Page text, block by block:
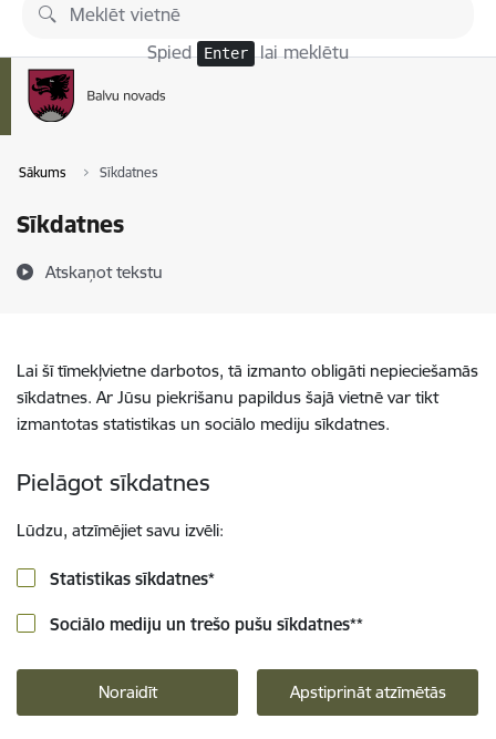
Pāriet uz lapas saturu
Spied Enter lai meklētu
Sākums Sīkdatnes
Sīkdatnes
Atskaņot tekstu
Lai šī tīmekļvietne darbotos, tā izmanto obligāti nepieciešamās
sīkdatnes. Ar Jūsu piekrišanu papildus šajā vietnē var tikt
izmantotas statistikas un sociālo mediju sīkdatnes.
Pielāgot sīkdatnes
Lūdzu, atzīmējiet savu izvēli:
Statistikas sīkdatnes*
Sociālo mediju un trešo pušu sīkdatnes**
Noraidīt Apstiprināt atzīmētās